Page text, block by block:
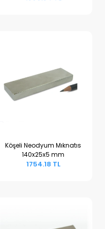
Sepete Ekle
Köşeli Neodyum Mıknatıs
140x25x5 mm
1754.18 TL